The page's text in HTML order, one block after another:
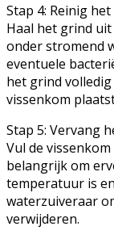
Stap 4: Reinig
Haal het grind
onder stromend
eventuele
het grind
vissenkom
Stap 5: Vervang
Vul de
belangrijk om
temperatuur is
waterzuiveraar
verwijderen.